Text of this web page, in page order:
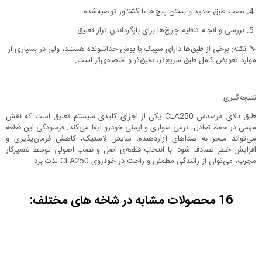
4. نصب طبق جدید و بستن پیچ‌ها با گشتاور توصیه‌شده
5. بررسی و انجام تنظیم چرخ‌ها برای بازگرداندن تراز تعلیق
🔧 نکته: برخی از طبق‌ها دارای سیبک یا بوش جداشونده هستند، ولی در بسیاری از
موارد تعویض کامل طبق سریع‌تر، دقیق‌تر و اقتصادی‌تر است.
⸻
نتیجه‌گیری
طبق بالای مرسدس CLA250 یکی از اجزای کلیدی سیستم تعلیق است که نقش
مهمی در حفظ تعادل، نرمی سواری و ایمنی خودرو ایفا می‌کند. فرسودگی این قطعه
می‌تواند منجر به صداهای آزاردهنده، سایش لاستیک، کاهش فرمان‌پذیری و
افزایش خطر تصادف شود. با انتخاب قطعه‌ی اصل و نصب اصولی توسط تعمیرکار
مجرب، می‌توان از رانندگی مطمئن و راحت در خودروی CLA250 لذت برد.
16 محصولات مشابه در شاخه های مختلف: